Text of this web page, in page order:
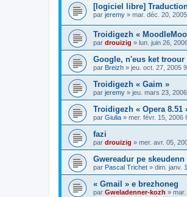
[logiciel libre]
par jeremy » mar. déc. 20,
Troidigezh «
par drouizig » lun. juin 26,
Google, n'eus ket troour
par Breizh » jeu. oct. 27, 2005
Troidigezh « Gaim »
par jeremy » jeu. mars 23,
Troidigezh « Opera 8.51
par Giulia » mer. févr. 15, 2006
fazi
par drouizig » mer. avr. 05,
Gwereadur pe
par Pascal Trichet » dim. janv.
« Gmail » e brezhoneg
par Gweladenner-kozh »